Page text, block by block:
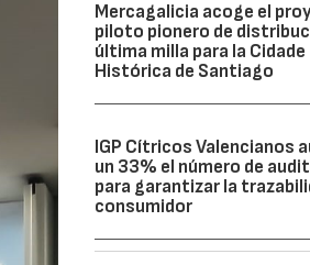
Mercagalicia acoge el
piloto pionero de
última milla para la Cidade
Histórica de Santiago
IGP Cítricos Valencianos
un 33% el número de
para garantizar la
consumidor